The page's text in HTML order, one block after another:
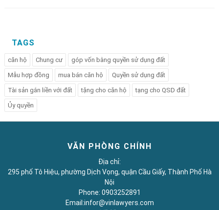
TAGS
căn hộ Chung cư góp vốn bằng quyền sử dụng đất
Mẫu hợp đồng mua bán căn hộ Quyền sử dụng đất
Tài sản gắn liền với đất tặng cho căn hộ tạng cho QSD đất
Ủy quyền
VĂN PHÒNG CHÍNH
Địa chỉ:
295 phố Tô Hiệu, phường Dịch Vọng, quận Cầu Giấy, Thành Phố Hà
Nội
Phone: 0903252891
Email:infor@vinlawyers.com